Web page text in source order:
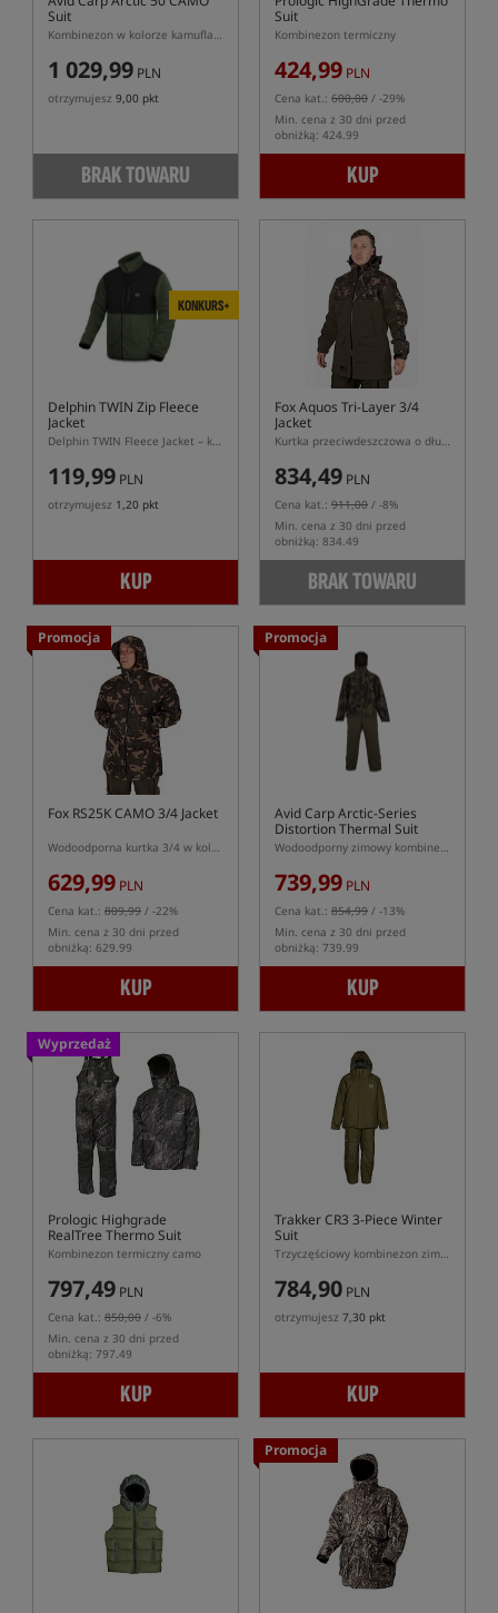
Suit
Kombinezon w kolorze kamuflażu
1 029,99 PLN
otrzymujesz 9,00 pkt
BRAK TOWARU
Suit
Kombinezon termiczny
424,99 PLN
Cena kat.: 600,00 / -29%
Min. cena z 30 dni przed
obniżką: 424.99
KUP
KONKURS+
Delphin TWIN Zip Fleece
Jacket
Delphin TWIN Fleece Jacket – kurtka polarowa wędkarska
119,99 PLN
otrzymujesz 1,20 pkt
KUP
Fox Aquos Tri-Layer 3/4
Jacket
Kurtka przeciwdeszczowa o długości 3/4
834,49 PLN
Cena kat.: 911,00 / -8%
Min. cena z 30 dni przed
obniżką: 834.49
BRAK TOWARU
Promocja
Fox RS25K CAMO 3/4 Jacket
Wodoodporna kurtka 3/4 w kolorze kamuflażu
629,99 PLN
Cena kat.: 809,99 / -22%
Min. cena z 30 dni przed
obniżką: 629.99
KUP
Promocja
Avid Carp Arctic-Series
Distortion Thermal Suit
Wodoodporny zimowy kombinezon
739,99 PLN
Cena kat.: 854,99 / -13%
Min. cena z 30 dni przed
obniżką: 739.99
KUP
Wyprzedaż
Prologic Highgrade
RealTree Thermo Suit
Kombinezon termiczny camo
797,49 PLN
Cena kat.: 850,00 / -6%
Min. cena z 30 dni przed
obniżką: 797.49
KUP
Trakker CR3 3-Piece Winter
Suit
Trzyczęściowy kombinezon zimowy
784,90 PLN
otrzymujesz 7,30 pkt
KUP
Promocja